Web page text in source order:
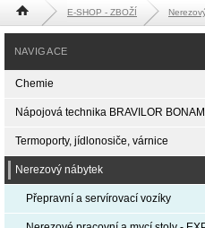
Hlavní stránka E-SHOP - ZBOŽÍ
NAVIGACE
Chemie
Nápojová technika BRAVILOR
Termoporty, jídlonosiče, várnice
Nerezový nábytek
Přepravní a servírovací vozíky